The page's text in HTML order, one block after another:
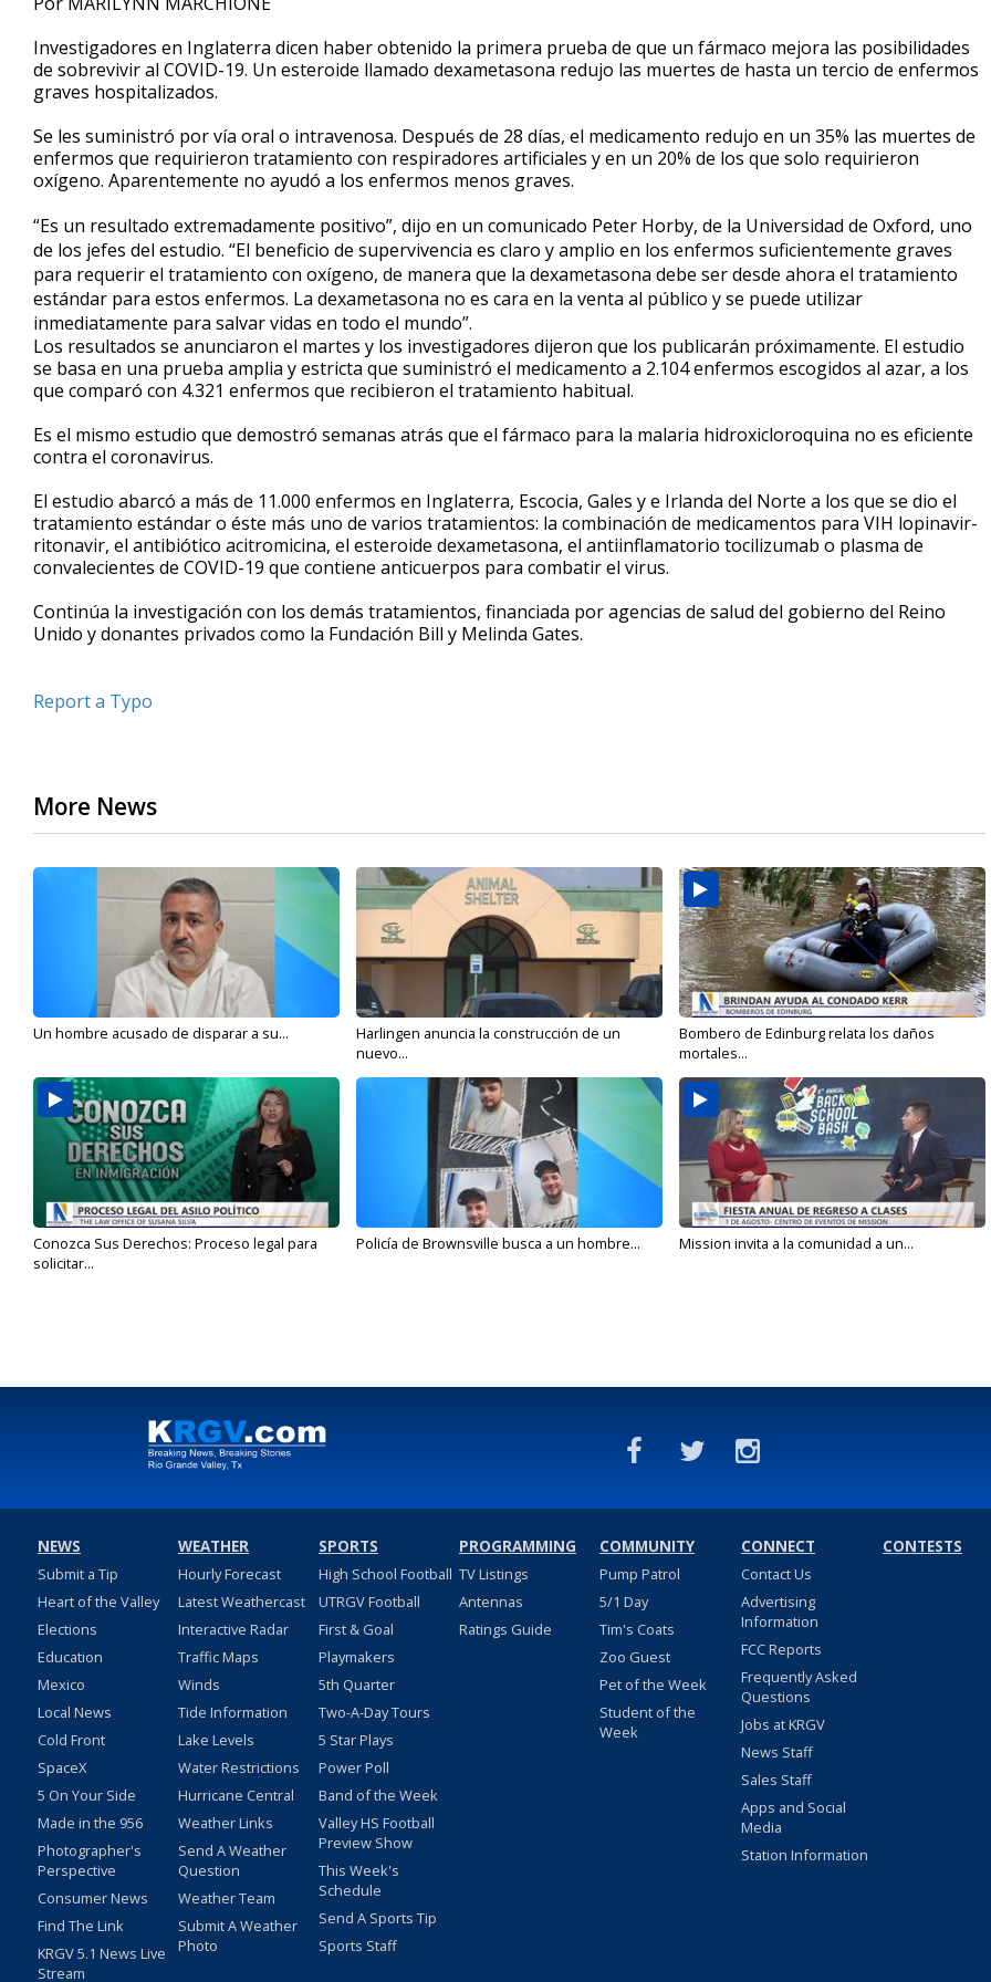
Investigadores en Inglaterra dicen haber obtenido la primera prueba de que un fármaco mejora las posibilidades
de sobrevivir al COVID-19. Un esteroide llamado dexametasona redujo las muertes de hasta un tercio de enfermos
graves hospitalizados.
Se les suministró por vía oral o intravenosa. Después de 28 días, el medicamento redujo en un 35% las muertes de
enfermos que requirieron tratamiento con respiradores artificiales y en un 20% de los que solo requirieron
oxígeno. Aparentemente no ayudó a los enfermos menos graves.
“Es un resultado extremadamente positivo”, dijo en un comunicado Peter Horby, de la Universidad de Oxford, uno
de los jefes del estudio. “El beneficio de supervivencia es claro y amplio en los enfermos suficientemente graves
para requerir el tratamiento con oxígeno, de manera que la dexametasona debe ser desde ahora el tratamiento
estándar para estos enfermos. La dexametasona no es cara en la venta al público y se puede utilizar
inmediatamente para salvar vidas en todo el mundo”.
Los resultados se anunciaron el martes y los investigadores dijeron que los publicarán próximamente. El estudio
se basa en una prueba amplia y estricta que suministró el medicamento a 2.104 enfermos escogidos al azar, a los
que comparó con 4.321 enfermos que recibieron el tratamiento habitual.
Es el mismo estudio que demostró semanas atrás que el fármaco para la malaria hidroxicloroquina no es eficiente
contra el coronavirus.
El estudio abarcó a más de 11.000 enfermos en Inglaterra, Escocia, Gales y e Irlanda del Norte a los que se dio el
tratamiento estándar o éste más uno de varios tratamientos: la combinación de medicamentos para VIH lopinavir-
ritonavir, el antibiótico acitromicina, el esteroide dexametasona, el antiinflamatorio tocilizumab o plasma de
convalecientes de COVID-19 que contiene anticuerpos para combatir el virus.
Continúa la investigación con los demás tratamientos, financiada por agencias de salud del gobierno del Reino
Unido y donantes privados como la Fundación Bill y Melinda Gates.
Report a Typo
More News
Un hombre acusado de disparar a su...
Harlingen anuncia la construcción de un
nuevo...
Bombero de Edinburg relata los daños
mortales...
Conozca Sus Derechos: Proceso legal para
solicitar...
Policía de Brownsville busca a un hombre... Mission invita a la comunidad a un...
NEWS
Submit a Tip
Heart of the Valley
Elections
Education
Mexico
Local News
Cold Front
SpaceX
5 On Your Side
Made in the 956
Photographer's
Perspective
Consumer News
Find The Link
KRGV 5.1 News Live
Stream
WEATHER
Hourly Forecast
Latest Weathercast
Interactive Radar
Traffic Maps
Winds
Tide Information
Lake Levels
Water Restrictions
Hurricane Central
Weather Links
Send A Weather
Question
Weather Team
Submit A Weather
Photo
SPORTS
High School Football
UTRGV Football
First & Goal
Playmakers
5th Quarter
Two-A-Day Tours
5 Star Plays
Power Poll
Band of the Week
Valley HS Football
Preview Show
This Week's
Schedule
Send A Sports Tip
Sports Staff
PROGRAMMING
TV Listings
Antennas
Ratings Guide
COMMUNITY
Pump Patrol
5/1 Day
Tim's Coats
Zoo Guest
Pet of the Week
Student of the
Week
CONNECT
Contact Us
Advertising
Information
FCC Reports
Frequently Asked
Questions
Jobs at KRGV
News Staff
Sales Staff
Apps and Social
Media
Station Information
CONTESTS